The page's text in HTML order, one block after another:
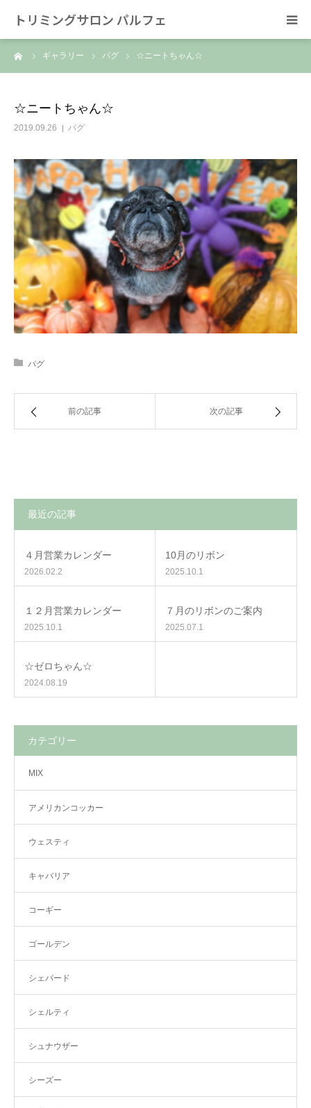
トリミングサロン パルフェ
ギャラリー パグ ☆ニートちゃん☆
☆ニートちゃん☆
2019.09.26 パグ
パグ
前の記事 次の記事
最近の記事
４月営業カレンダー
2026.02.2
10月のリボン
2025.10.1
１２月営業カレンダー
2025.10.1
７月のリボンのご案内
2025.07.1
☆ゼロちゃん☆
2024.08.19
カテゴリー
MIX
アメリカンコッカー
ウェスティ
キャバリア
コーギー
ゴールデン
シェパード
シェルティ
シュナウザー
シーズー
HOME
スタッフ
SNS/リンク